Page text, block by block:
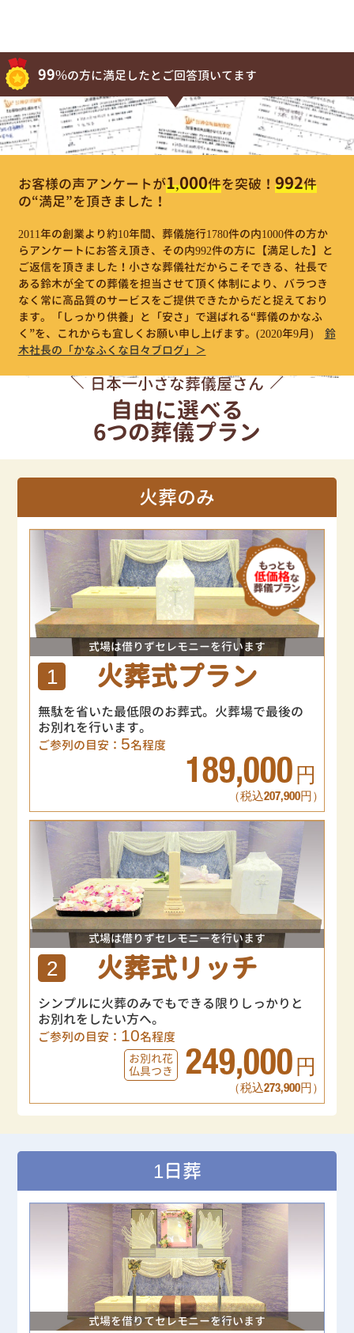
99%の方に満足したとご回答頂いてます
お客様の声アンケートが1,000件を突破！ 992件
の“満足”を頂きました！
2011年の創業より約10年間、葬儀施行1780件の内1000件の方か
らアンケートにお答え頂き、その内992件の方に【満足した】と
ご返信を頂きました！小さな葬儀社だからこそできる、社長で
ある鈴木が全ての葬儀を担当させて頂く体制により、バラつき
なく常に高品質のサービスをご提供できたからだと捉えており
ます。「しっかり供養」と「安さ」で選ばれる“葬儀のかなふ
く”を、これからも宜しくお願い申し上げます。 (2020年9月)
鈴
木社長の「かなふくな日々ブログ」＞
日本一小さな葬儀屋さん
自由に選べる
6つの葬儀プラン
火葬のみ
式場は借りずセレモニーを行います
1 火葬式プラン
無駄を省いた最低限のお葬式。火葬場で最後の
お別れを行います。
ご参列の目安： 5名程度
189,000 円
（税込207,900円）
式場は借りずセレモニーを行います
2 火葬式リッチ
シンプルに火葬のみでもできる限りしっかりと
お別れをしたい方へ。
ご参列の目安： 10名程度
お別れ花
仏具つき
249,000 円
（税込273,900円）
1日葬
式場を借りてセレモニーを行います